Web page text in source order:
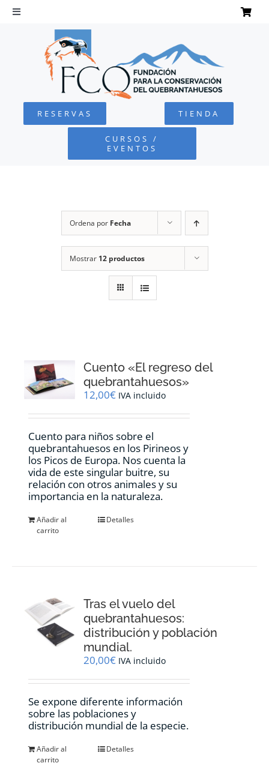
Saltar
Toggle
Navigation
QUEBRANTAHUESOS
FUNDACIÓN
CONTACTO
RESERVAS TIENDA
CURSOS /
EVENTOS
Ordena por Fecha
Mostrar 12 productos
Cuento «El regreso del
quebrantahuesos»
12,00€ IVA incluido
Cuento para niños sobre el
quebrantahuesos en los Pirineos y
los Picos de Europa. Nos cuenta la
vida de este singular buitre, su
relación con otros animales y su
importancia en la naturaleza.
Añadir al
carrito
Detalles
Tras el vuelo del
quebrantahuesos:
distribución y población
mundial.
20,00€ IVA incluido
Se expone diferente información
sobre las poblaciones y
distribución mundial de la especie.
Añadir al
carrito
Detalles